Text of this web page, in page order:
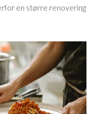
en større renovering